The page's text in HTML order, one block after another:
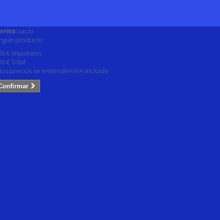
vacío
producto
€ Impuestos
€Total
precios se entienden IVA incluído